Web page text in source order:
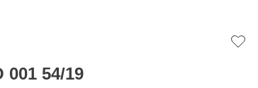
001 54/19